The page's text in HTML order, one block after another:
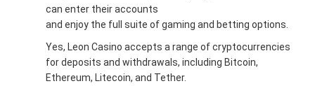
can enter their accounts
and enjoy the full suite of gaming and betting options.
Yes, Leon Casino accepts a range of cryptocurrencies
for deposits and withdrawals, including Bitcoin,
Ethereum, Litecoin, and Tether.